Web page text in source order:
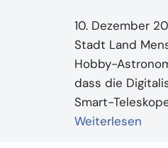
10. Dezember
Stadt Land
Hobby-
dass die
Smart-
Weiterlesen